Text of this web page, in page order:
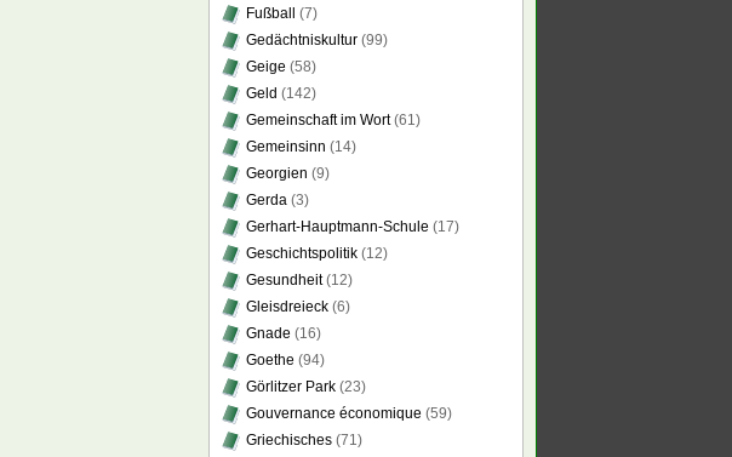
Fußball
(7)
Gedächtniskultur (99)
Geige (58)
Geld (142)
Gemeinschaft im Wort(61)
Gemeinsinn (14)
Georgien (9)
Gerda (3)
Gerhart-Hauptmann-Schule (17)
Geschichtspolitik (12)
Gesundheit(12)
Gleisdreieck (6)
Gnade (16)
Goethe (94)
Görlitzer Park (23)
Gouvernance économique (59)
Griechisches (71)